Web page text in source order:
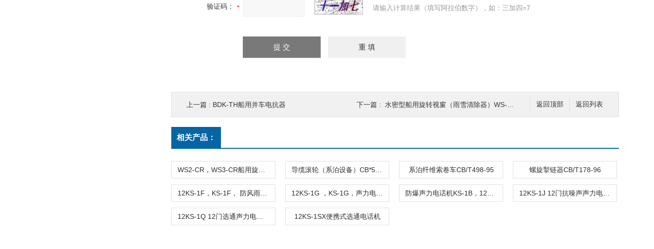
验证码： 请输入计算结果（填写阿拉伯数字），如：三加四=7
返回列表
返回顶部
上一篇 : BDK-TH船用并车电抗器 下一篇 : 水密型船用旋转视窗（雨雪清除器）WS-350CR-W，WS-300CR-W
相关产品：
系泊纤维索卷车CB/T498-95 螺旋掣链器CB/T178-96
12KS-1SX便携式选通电话机